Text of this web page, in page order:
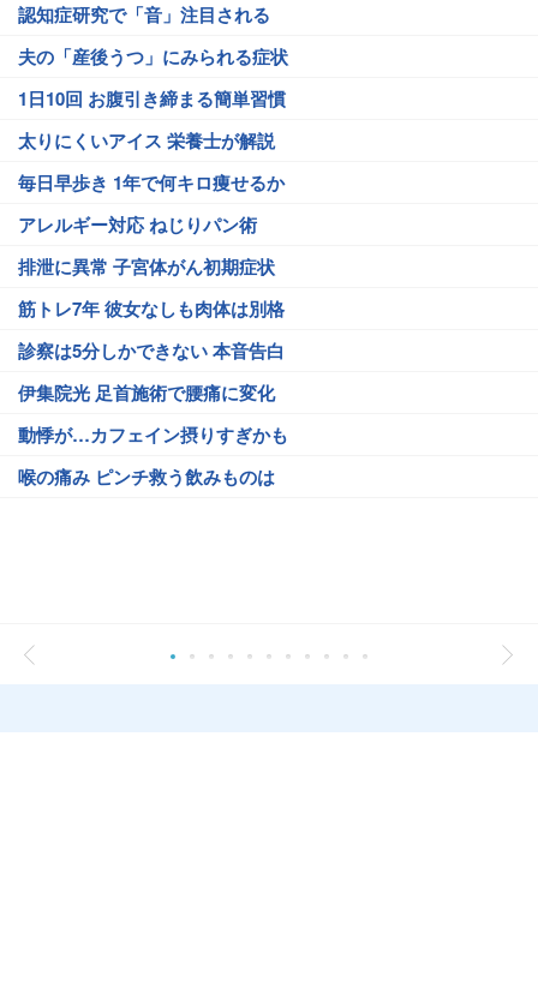
認知症研究で「音」注目される
夫の「産後うつ」にみられる症状
1日10回 お腹引き締まる簡単習慣
太りにくいアイス 栄養士が解説
毎日早歩き 1年で何キロ痩せるか
アレルギー対応 ねじりパン術
排泄に異常 子宮体がん初期症状
筋トレ7年 彼女なしも肉体は別格
診察は5分しかできない 本音告白
伊集院光 足首施術で腰痛に変化
動悸が…カフェイン摂りすぎかも
喉の痛み ピンチ救う飲みものは